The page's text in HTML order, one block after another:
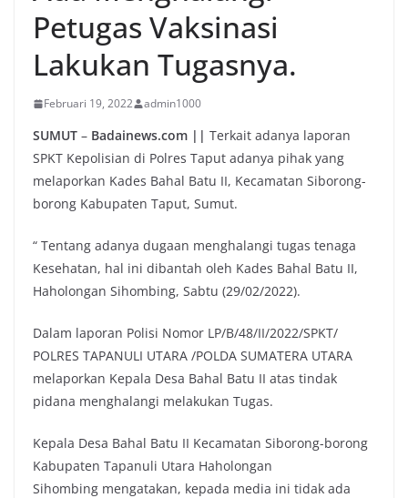
Petugas Vaksinasi
Lakukan Tugasnya.
Februari 19, 2022 admin1000
SUMUT – Badainews.com || Terkait adanya laporan
SPKT Kepolisian di Polres Taput adanya pihak yang
melaporkan Kades Bahal Batu II, Kecamatan Siborong-
borong Kabupaten Taput, Sumut.
“ Tentang adanya dugaan menghalangi tugas tenaga
Kesehatan, hal ini dibantah oleh Kades Bahal Batu II,
Haholongan Sihombing, Sabtu (29/02/2022).
Dalam laporan Polisi Nomor LP/B/48/II/2022/SPKT/
POLRES TAPANULI UTARA /POLDA SUMATERA UTARA
melaporkan Kepala Desa Bahal Batu II atas tindak
pidana menghalangi melakukan Tugas.
Kepala Desa Bahal Batu II Kecamatan Siborong-borong
Kabupaten Tapanuli Utara Haholongan
Sihombing mengatakan, kepada media ini tidak ada